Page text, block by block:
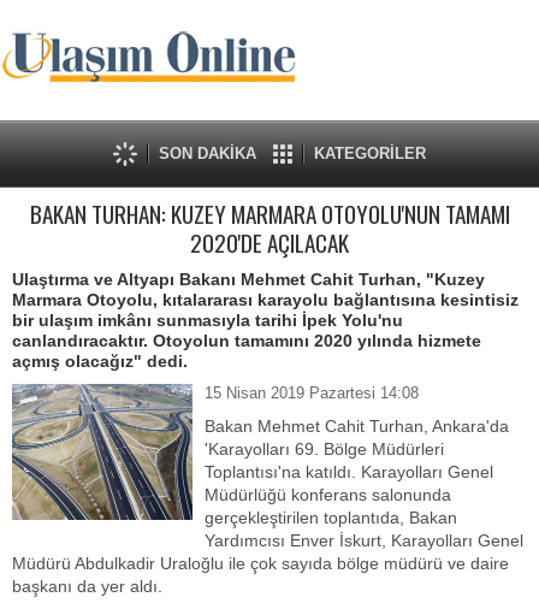
SON DAKİKA KATEGORİLER
BAKAN TURHAN: KUZEY MARMARA OTOYOLU'NUN TAMAMI
2020'DE AÇILACAK
Ulaştırma ve Altyapı Bakanı Mehmet Cahit Turhan, "Kuzey
Marmara Otoyolu, kıtalararası karayolu bağlantısına kesintisiz
bir ulaşım imkânı sunmasıyla tarihi İpek Yolu'nu
canlandıracaktır. Otoyolun tamamını 2020 yılında hizmete
açmış olacağız" dedi.
15 Nisan 2019 Pazartesi 14:08
Bakan Mehmet Cahit Turhan, Ankara'da
'Karayolları 69. Bölge Müdürleri
Toplantısı'na katıldı. Karayolları Genel
Müdürlüğü konferans salonunda
gerçekleştirilen toplantıda, Bakan
Yardımcısı Enver İskurt, Karayolları Genel
Müdürü Abdulkadir Uraloğlu ile çok sayıda bölge müdürü ve daire
başkanı da yer aldı.